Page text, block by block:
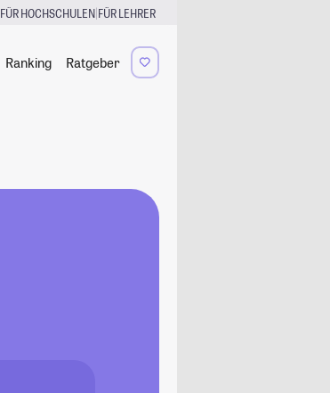
FÜR HOCHSCHULEN|FÜR LEHRER
Ranking Ratgeber